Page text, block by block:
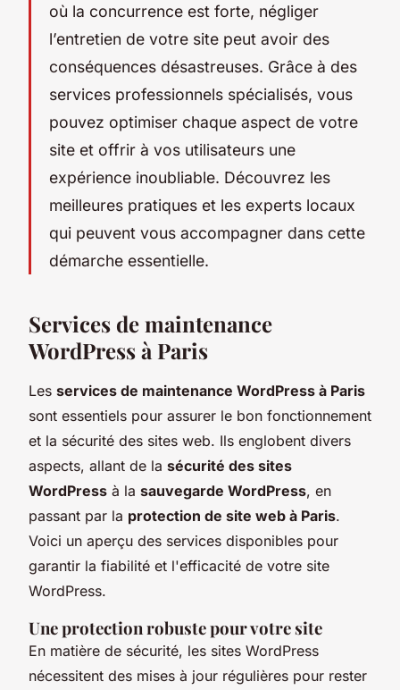
où la concurrence est forte, négliger
l’entretien de votre site peut avoir des
conséquences désastreuses. Grâce à des
services professionnels spécialisés, vous
pouvez optimiser chaque aspect de votre
site et offrir à vos utilisateurs une
expérience inoubliable. Découvrez les
meilleures pratiques et les experts locaux
qui peuvent vous accompagner dans cette
démarche essentielle.
Services de maintenance
WordPress à Paris
Les services de maintenance WordPress à Paris
sont essentiels pour assurer le bon fonctionnement
et la sécurité des sites web. Ils englobent divers
aspects, allant de la sécurité des sites
WordPress à la sauvegarde WordPress, en
passant par la protection de site web à Paris.
Voici un aperçu des services disponibles pour
garantir la fiabilité et l'efficacité de votre site
WordPress.
Une protection robuste pour votre site
En matière de sécurité, les sites WordPress
nécessitent des mises à jour régulières pour rester